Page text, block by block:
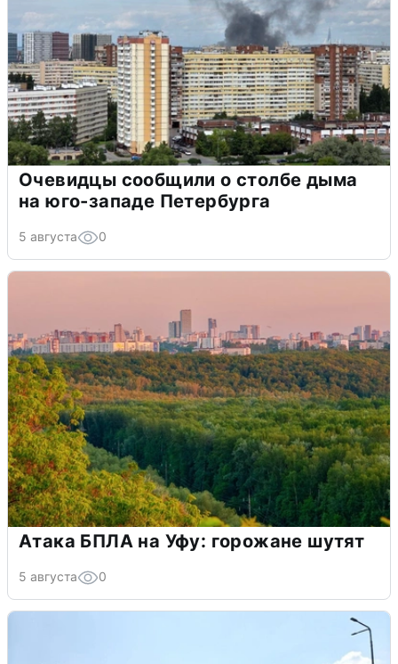
Очевидцы сообщили о столбе дыма
на юго-западе Петербурга
5 августа 0
Атака БПЛА на Уфу: горожане шутят
5 августа 0